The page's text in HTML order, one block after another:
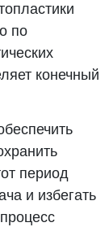
по
конечный
период
и избегать